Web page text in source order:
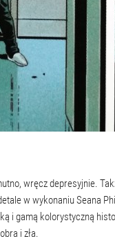
wręcz depresyjnie.
w wykonaniu Seana
i gamą kolorystyczną
i zła.